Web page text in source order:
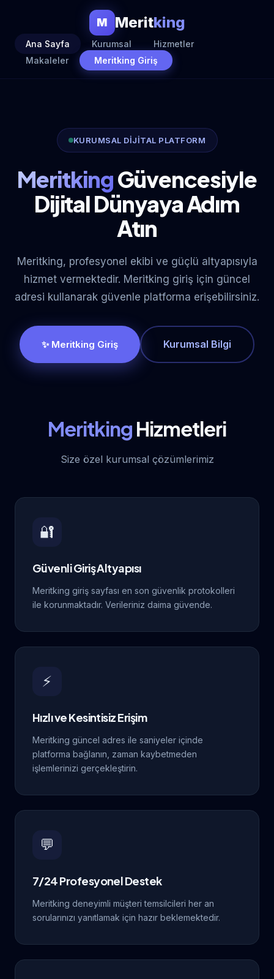
M Meritking
Ana Sayfa Kurumsal
Hizmetler
Makaleler
Meritking Giriş
KURUMSAL DİJİTAL PLATFORM
MeritkingGüvencesiyle
Dijital Dünyaya Adım
Atın
Meritking, profesyonel ekibi ve güçlü altyapısıyla
hizmet vermektedir. Meritking giriş için güncel
adresi kullanarak güvenle platforma erişebilirsiniz.
✨ Meritking Giriş Kurumsal Bilgi
Meritking Hizmetleri
Size özel kurumsal çözümlerimiz
🔐
Güvenli Giriş Altyapısı
Meritking giriş sayfası en son güvenlik protokolleri
ile korunmaktadır. Verileriniz daima güvende.
⚡
Hızlı ve Kesintisiz Erişim
Meritking güncel adres ile saniyeler içinde
platforma bağlanın, zaman kaybetmeden
işlemlerinizi gerçekleştirin.
💬
7/24 Profesyonel Destek
Meritking deneyimli müşteri temsilcileri her an
sorularınızı yanıtlamak için hazır beklemektedir.